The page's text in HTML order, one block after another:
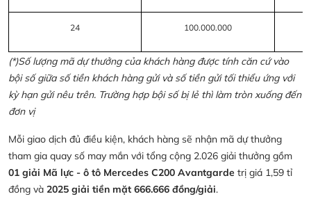
24 100.000.000
(*)Số lượng mã dự thưởng của khách hàng được tính căn cứ vào
bội số giữa số tiền khách hàng gửi và số tiền gửi tối thiểu ứng với
kỳ hạn gửi nêu trên. Trường hợp bội số bị lẻ thì làm tròn xuống đến
đơn vị
Mỗi giao dịch đủ điều kiện, khách hàng sẽ nhận mã dự thưởng
tham gia quay số may mắn với tổng cộng 2.026 giải thưởng gồm
01 giải Mã lực - ô tô Mercedes C200 Avantgarde trị giá 1,59 tỉ
đồng và 2025 giải tiền mặt 666.666 đồng/giải.